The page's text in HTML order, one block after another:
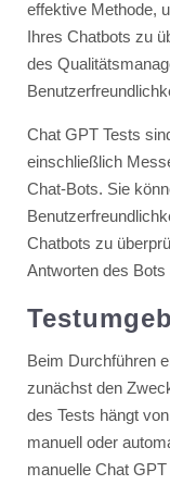
effektive Methode,
Ihres Chatbots zu
des
Chat GPT Tests
einschließlich
Chat-Bots. Sie
Chatbots zu
Antworten des
Beim Durchführen
zunächst den
des Tests hängt
manuell oder
manuelle Chat